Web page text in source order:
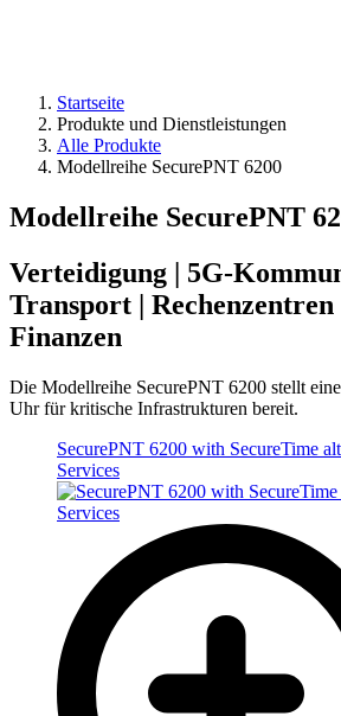
Startseite
Produkte und Dienstleistungen
Alle Produkte
Modellreihe SecurePNT 6200
Modellreihe SecurePNT
Verteidigung | 5G-
Transport | Rechenzentren
Finanzen
Die Modellreihe SecurePNT 6200 stellt
Uhr für kritische Infrastrukturen bereit.
SecurePNT 6200 with SecureTime
Services